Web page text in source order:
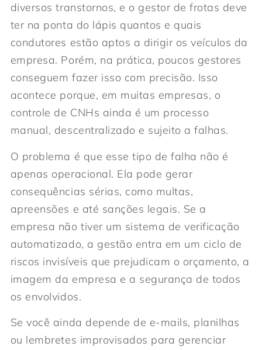
diversos transtornos, e o gestor de frotas deve
ter na ponta do lápis quantos e quais
condutores estão aptos a dirigir os veículos da
empresa. Porém, na prática, poucos gestores
conseguem fazer isso com precisão. Isso
acontece porque, em muitas empresas, o
controle de CNHs ainda é um processo
manual, descentralizado e sujeito a falhas.
O problema é que esse tipo de falha não é
apenas operacional. Ela pode gerar
consequências sérias, como multas,
apreensões e até sanções legais. Se a
empresa não tiver um sistema de verificação
automatizado, a gestão entra em um ciclo de
riscos invisíveis que prejudicam o orçamento, a
imagem da empresa e a segurança de todos
os envolvidos.
Se você ainda depende de e-mails, planilhas
ou lembretes improvisados para gerenciar